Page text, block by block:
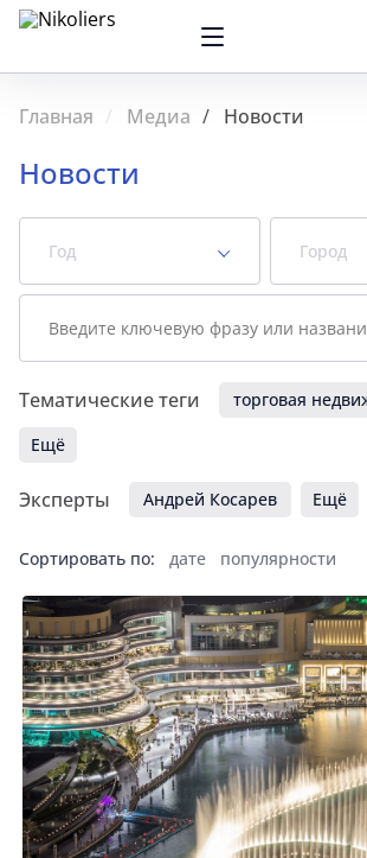
Главная Медиа Новости
Новости
Год Город
Тематические теги
торговая
Ещё
Эксперты Андрей Косарев Ещё
Сортировать по: дате популярности